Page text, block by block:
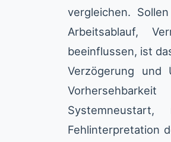
vergleichen.
Arbeitsablauf,
beeinflussen, ist
Verzögerung und
Fehlinterpretation